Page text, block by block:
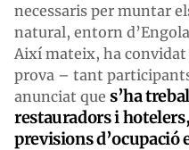
necessaris per muntar
natural, entorn
Així mateix, ha
prova – tant
anunciat que s’ha
restauradors i
previsions d’ocupació